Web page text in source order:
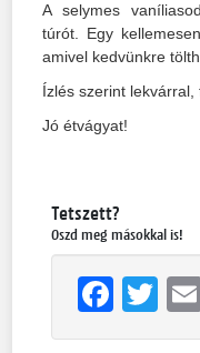
A selymes
túrót. Egy
amivel kedvünkre
Ízlés szerint lekvárral,
Jó étvágyat!
Tetszett?
Oszd meg másokkal is!